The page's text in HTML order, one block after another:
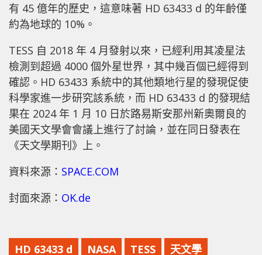
有 45 億年的歷史，這意味著 HD 63433 d 的年齡僅
約為地球的 10%。
TESS 自 2018 年 4 月發射以來，已經利用其凌星法
檢測到超過 4000 個外星世界，其中幾百個已經得到
確認。HD 63433 系統中的其他類地行星的發現促使
科學家進一步研究該系統，而 HD 63433 d 的發現結
果在 2024 年 1 月 10 日於路易斯安那州新奧爾良的
美國天文學會會議上進行了討論，並在同日發表在
《天文學期刊》上。
資料來源： SPACE.COM
封面來源： OK.de
HD 63433 d NASA TESS 天文學